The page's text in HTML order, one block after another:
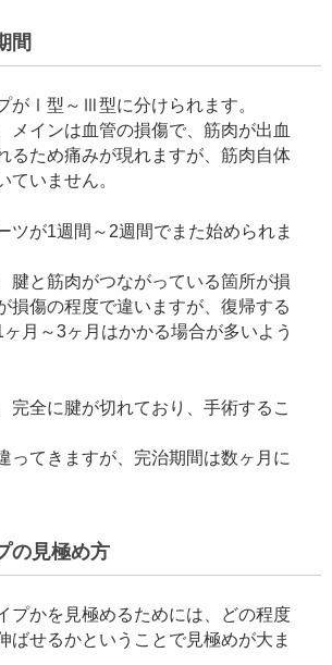
間
がⅠ型～Ⅲ型に分けられます。
メインは血管の損傷で、筋肉が出血
るため痛みが現れますが、筋肉自体
ていません。
ツが1週間～2週間でまた始められま
腱と筋肉がつながっている箇所が損
損傷の程度で違いますが、復帰する
月～3ヶ月はかかる場合が多いよう
完全に腱が切れており、手術するこ
ってきますが、完治期間は数ヶ月に
の見極め方
プかを見極めるためには、どの程度
ばせるかということで見極めが大ま